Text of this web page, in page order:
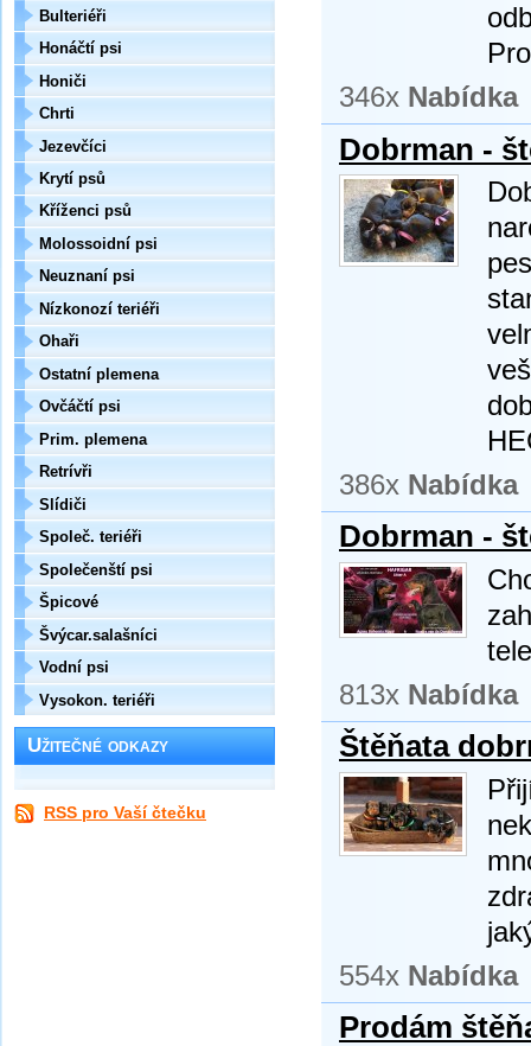
346x Nabídka
Dobrman -
386x Nabídka
Dobrman -
813x Nabídka
Štěňata
554x Nabídka
Prodám
Bulteriéři
Honáčtí psi
Honiči
Chrti
Jezevčíci
Krytí psů
Kříženci psů
Molossoidní psi
Neuznaní psi
Nízkonozí teriéři
Ohaři
Ostatní plemena
Ovčáčtí psi
Prim. plemena
Retrívři
Slídiči
Společ. teriéři
Společenští psi
Špicové
Švýcar.salašníci
Vodní psi
Vysokon. teriéři
Užitečné odkazy
RSS pro Vaší čtečku